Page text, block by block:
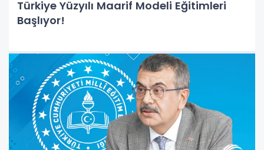
Türkiye Yüzyılı Maarif Modeli Eğitimleri
Başlıyor!